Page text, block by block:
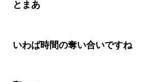
とまあ
いわば時間の奪い合いですね